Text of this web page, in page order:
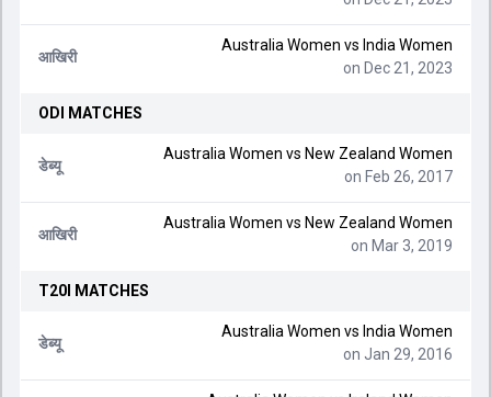
आखिरी
Australia Women vs India Women
on Dec 21, 2023
ODI MATCHES
डेब्यू
Australia Women vs New Zealand Women
on Feb 26, 2017
आखिरी
Australia Women vs New Zealand Women
on Mar 3, 2019
T20I MATCHES
डेब्यू
Australia Women vs India Women
on Jan 29, 2016